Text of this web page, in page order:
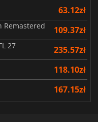
63.12zł
Remastered 109.37zł
27 235.57zł
118.10zł
167.15zł